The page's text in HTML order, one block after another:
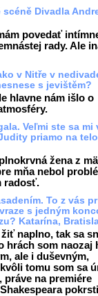
Divadla
povedať
rady. Ale
v Nitře v
s jevištěm?
hlavne nám išlo o
Veľmi ste sa mi
priamo na
žena z
mňa nebol
radosť.
To z vás
s jedným
Katarína,
naplno, tak sa
hrách som naozaj
ale i duševným,
tomu som sa
práve na premiére